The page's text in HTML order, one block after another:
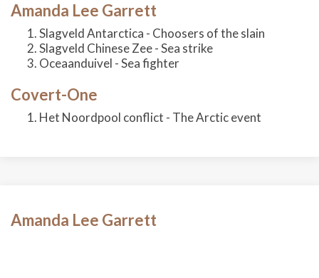
Amanda Lee Garrett
Slagveld Antarctica - Choosers of the slain
Slagveld Chinese Zee - Sea strike
Oceaanduivel - Sea fighter
Covert-One
Het Noordpool conflict - The Arctic event
Amanda Lee Garrett